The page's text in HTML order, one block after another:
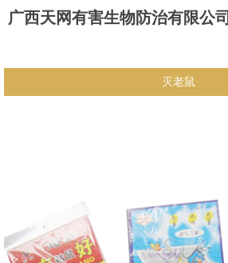
广西天网有害生物防治有限公司
灭老鼠